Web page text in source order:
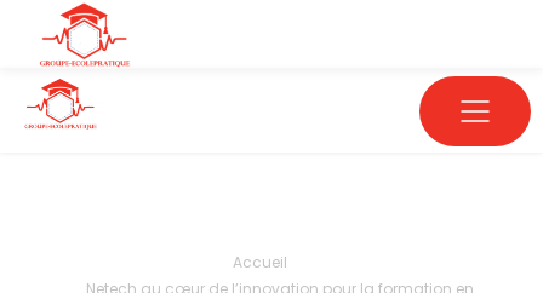
Accueil
Netech au cœur de l’innovation pour la formation en